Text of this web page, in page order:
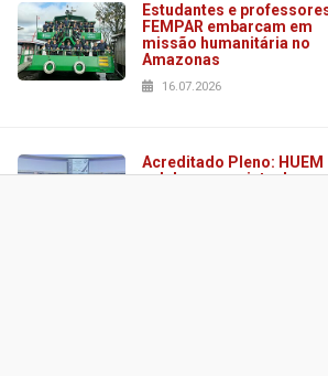
Estudantes e
FEMPAR embarcam em
missão humanitária no
Amazonas
16.07.2026
Acreditado Pleno: HUEM
celebra conquista de